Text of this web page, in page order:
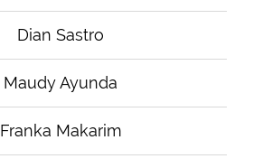
Dian Sastro
Maudy Ayunda
Franka Makarim